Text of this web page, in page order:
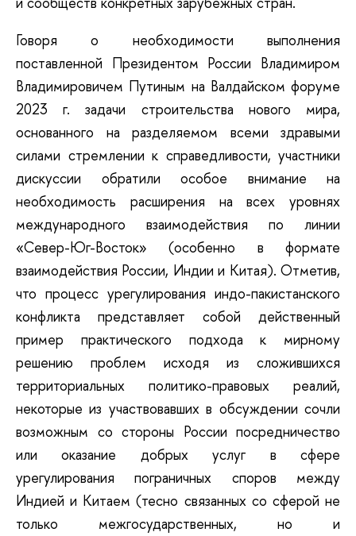
Говоря о необходимости выполнения
поставленной Президентом России Владимиром
Владимировичем Путиным на Валдайском форуме
2023 г. задачи строительства нового мира,
основанного на разделяемом всеми здравыми
силами стремлении к справедливости, участники
дискуссии обратили особое внимание на
необходимость расширения на всех уровнях
международного взаимодействия по линии
«Север-Юг-Восток» (особенно в формате
взаимодействия России, Индии и Китая). Отметив,
что процесс урегулирования индо-пакистанского
конфликта представляет собой действенный
пример практического подхода к мирному
решению проблем исходя из сложившихся
территориальных политико-правовых реалий,
некоторые из участвовавших в обсуждении сочли
возможным со стороны России посредничество
или оказание добрых услуг в сфере
урегулирования пограничных споров между
Индией и Китаем (тесно связанных со сферой не
только межгосударственных, но и